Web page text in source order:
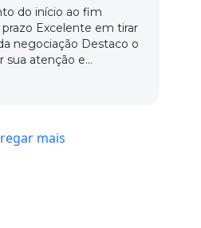
do início ao fim
Excelente em tirar
negociação Destaco o
sua atenção e
vendedores ainda
mais